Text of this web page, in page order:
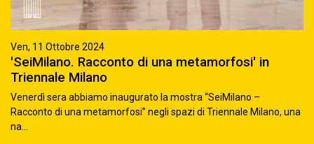
Ven, 11 Ottobre 2024
'SeiMilano. Racconto di una metamorfosi' in
Triennale Milano
Venerdì sera abbiamo inaugurato la mostra “SeiMilano –
Racconto di una metamorfosi” negli spazi di Triennale Milano, una
na...